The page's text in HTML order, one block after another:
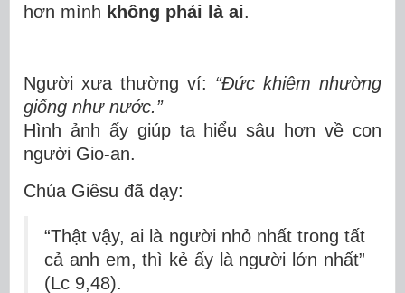
hơn mình không phải là ai.
Người xưa thường ví: “Đức khiêm nhường
giống như nước.”
Hình ảnh ấy giúp ta hiểu sâu hơn về con
người Gio-an.
Chúa Giêsu đã dạy:
“Thật vậy, ai là người nhỏ nhất trong tất
cả anh em, thì kẻ ấy là người lớn nhất”
(Lc 9,48).